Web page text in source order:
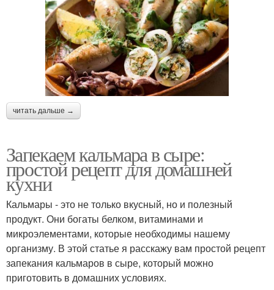
читать дальше →
Запекаем кальмара в сыре:
простой рецепт для домашней
кухни
Кальмары - это не только вкусный, но и полезный
продукт. Они богаты белком, витаминами и
микроэлементами, которые необходимы нашему
организму. В этой статье я расскажу вам простой рецепт
запекания кальмаров в сыре, который можно
приготовить в домашних условиях.